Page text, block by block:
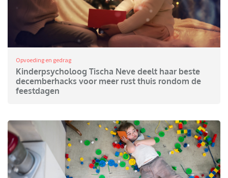
Opvoeding en gedrag
Kinderpsycholoog Tischa Neve deelt haar beste
decemberhacks voor meer rust thuis rondom de
feestdagen